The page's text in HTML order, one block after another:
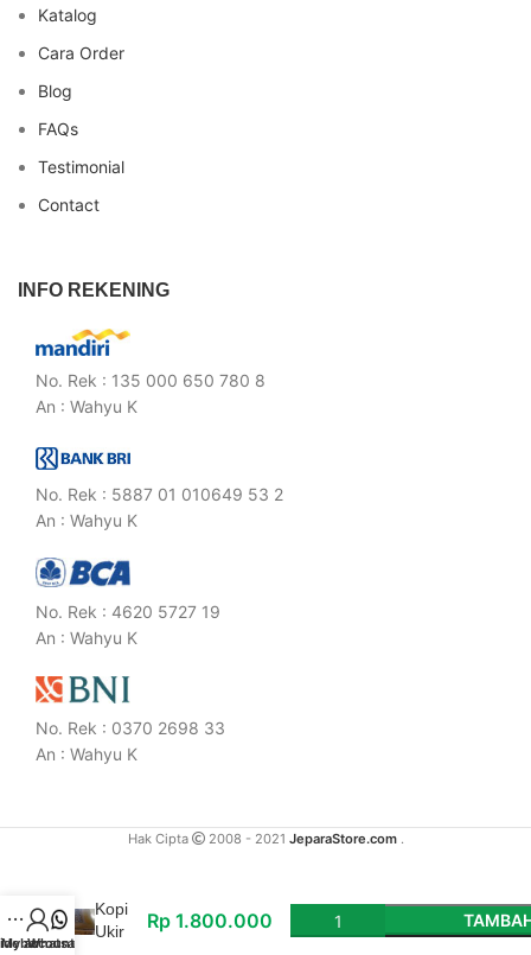
Katalog
Cara Order
Blog
FAQs
Testimonial
Contact
INFO REKENING
No. Rek : 135 000 650 780 8
An : Wahyu K
No. Rek : 5887 01 010649 53 2
An : Wahyu K
No. Rek : 4620 5727 19
An : Wahyu K
No. Rek : 0370 2698 33
An : Wahyu K
Hak Cipta 2008 - 2021 JeparaStore.com.
Kopi
Ukir
Rp 1.800.000
My account
Whatsapp